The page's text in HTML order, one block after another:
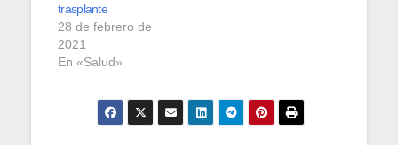
trasplante
28 de febrero de
2021
En «Salud»